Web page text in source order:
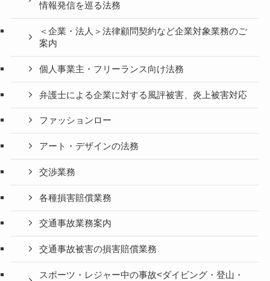
情報発信を巡る法務
＜企業・法人＞法律顧問契約など企業対象業務のご
案内
個人事業主・フリーランス向け法務
弁護士による企業に対する風評被害、炎上被害対応
ファッションロー
アート・デザインの法務
交渉業務
各種損害賠償業務
交通事故業務案内
交通事故被害の損害賠償業務
スポーツ・レジャー中の事故<ダイビング・登山・